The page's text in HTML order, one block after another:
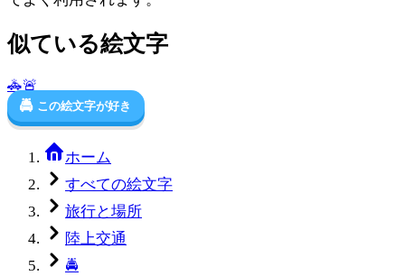
似ている絵文字
🚓🚨
🚔 この絵文字が好き
ホーム
すべての絵文字
旅行と場所
陸上交通
🚔